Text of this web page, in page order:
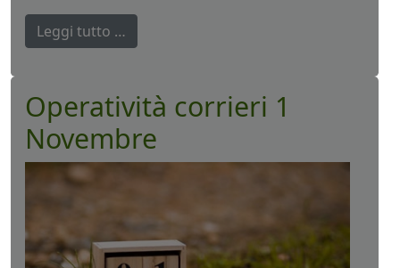
Leggi tutto …
Operatività corrieri 1
Novembre